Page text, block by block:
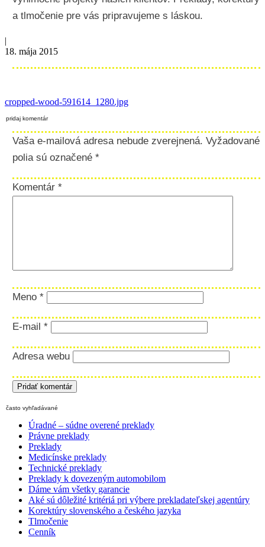
a tlmočenie pre vás pripravujeme s láskou.
|
18. mája 2015
cropped-wood-591614_1280.jpg
pridaj komentár
Vaša e-mailová adresa nebude zverejnená. Vyžadované
polia sú označené *
Komentár *
Meno *
E-mail *
Adresa webu
často vyhľadávané
Úradné – súdne overené preklady
Právne preklady
Preklady
Medicínske preklady
Technické preklady
Preklady k dovezeným automobilom
Dáme vám všetky garancie
Aké sú dôležité kritériá pri výbere prekladateľskej agentúry
Korektúry slovenského a českého jazyka
Tlmočenie
Cenník